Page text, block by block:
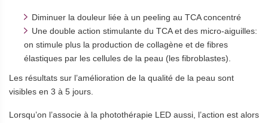
Diminuer la douleur liée à un peeling au TCA concentré
Une double action stimulante du TCA et des micro-aiguilles:
on stimule plus la production de collagène et de fibres
élastiques par les cellules de la peau (les fibroblastes).
Les résultats sur l’amélioration de la qualité de la peau sont
visibles en 3 à 5 jours.
Lorsqu’on l’associe à la photothérapie LED aussi, l’action est alors